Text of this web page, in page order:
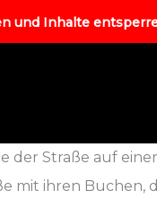
und Inhalte
Straße auf
mit ihren Buchen,